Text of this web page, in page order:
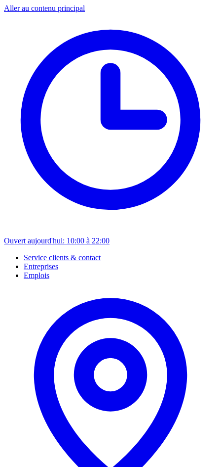
Aller au contenu principal
Ouvert aujourd'hui: 10:00 à 22:00
Service clients & contact
Entreprises
Emplois